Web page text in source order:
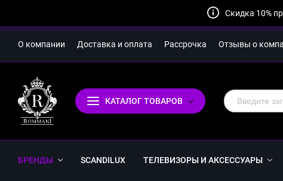
Скидка 10%
О компании Доставка и оплата Рассрочка Отзывы о
КАТАЛОГ ТОВАРОВ
БРЕНДЫ SCANDILUX ТЕЛЕВИЗОРЫ И АКСЕССУАРЫ